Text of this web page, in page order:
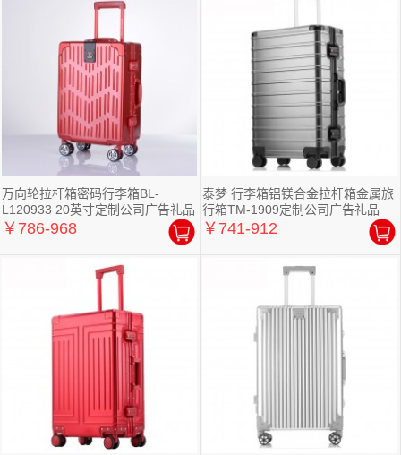
万向轮拉杆箱密码行李箱BL-
L120933 20英寸定制公司广告礼品
￥786-968
泰梦 行李箱铝镁合金拉杆箱金属旅
行箱TM-1909定制公司广告礼品
￥741-912